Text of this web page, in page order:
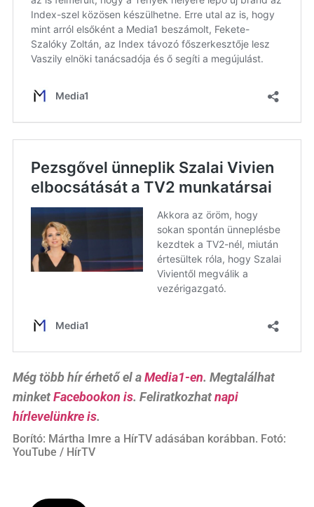
Még több hír érhető el aMedia1-en. Megtalálhat
minketFacebookon is. Feliratkozhatnapi
hírlevelünkre is.
Borító: Mártha Imre a HírTV adásában korábban. Fotó:
YouTube / HírTV